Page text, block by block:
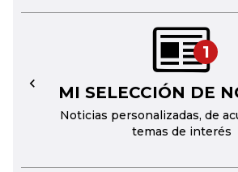
1
MI SELECCIÓN DE
Noticias personalizadas, de
temas de interés
←